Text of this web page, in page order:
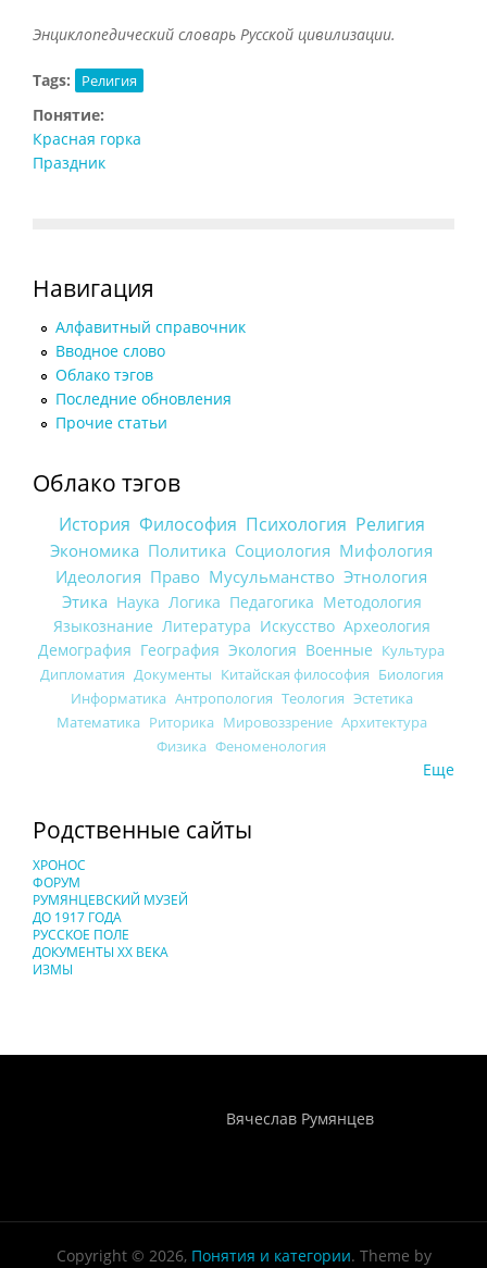
Энциклопедический словарь Русской цивилизации.
Tags: Религия
Понятие:
Красная горка
Праздник
Навигация
Алфавитный справочник
Вводное слово
Облако тэгов
Последние обновления
Прочие статьи
Облако тэгов
История Философия Психология Религия
Экономика Политика Социология Мифология
Идеология Право Мусульманство Этнология
Этика Наука Логика Педагогика Методология
Языкознание Литература Искусство Археология
Демография География Экология Военные Культура
Дипломатия Документы Китайская философия Биология
Информатика Антропология Теология Эстетика
Математика Риторика Мировоззрение Архитектура
Физика Феноменология
Еще
Родственные сайты
ХРОНОС
ФОРУМ
РУМЯНЦЕВСКИЙ МУЗЕЙ
ДО 1917 ГОДА
РУССКОЕ ПОЛЕ
ДОКУМЕНТЫ XX ВЕКА
ИЗМЫ
Вячеслав Румянцев
Copyright © 2026, Понятия и категории. Theme by